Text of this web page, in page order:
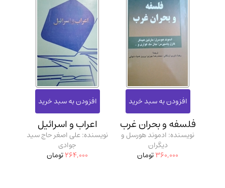
فلسفه و بحران غرب
نویسنده: ادموند هورسل و
دیگران
360,000تومان
اعراب و اسرائیل
نویسنده: علی اصغر حاج سید
جوادی
264,000تومان